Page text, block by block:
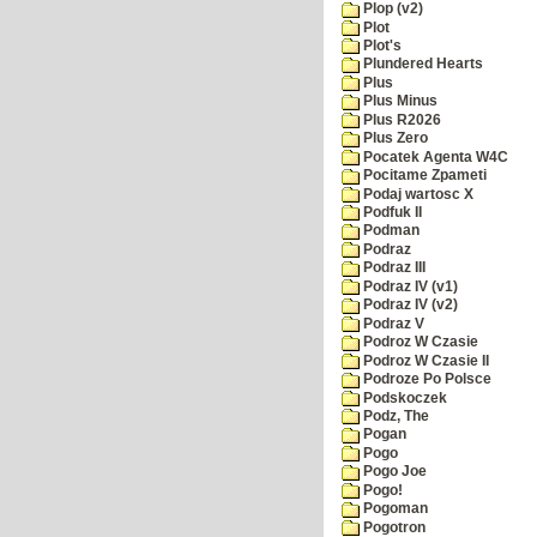
Plop (v2)
Plot
Plot's
Plundered Hearts
Plus
Plus Minus
Plus R2026
Plus Zero
Pocatek Agenta W4C
Pocitame Zpameti
Podaj wartosc X
Podfuk II
Podman
Podraz
Podraz III
Podraz IV (v1)
Podraz IV (v2)
Podraz V
Podroz W Czasie
Podroz W Czasie II
Podroze Po Polsce
Podskoczek
Podz, The
Pogan
Pogo
Pogo Joe
Pogo!
Pogoman
Pogotron